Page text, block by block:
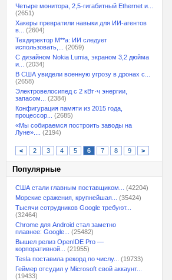
Четыре монитора, 2,5-гигабитный Ethernet и...
(2651)
Хакеры превратили навыки для ИИ-агентов
в...
(2604)
Техдиректор M**a: ИИ следует
использовать,...
(2059)
С дизайном Nokia Lumia, экраном 3,2 дюйма
и...
(2034)
В США увидели военную угрозу в дронах с...
(2658)
Электровелосипед с 2 кВт·ч энергии,
запасом...
(2384)
Конфигурация памяти из 2015 года,
процессор...
(2685)
«Мы собираемся построить заводы на
Луне»....
(2194)
< 2 3 4 5 6 7 8 9 >
Популярные
США стали главным поставщиком...
(42204)
Морские сражения, крупнейшая...
(35424)
Тысячи сотрудников Google требуют...
(32464)
Chrome для Android стал заметно
плавнее: Google...
(25482)
Вышел релиз OpenIDE Pro —
корпоративной...
(21955)
Tesla поставила рекорд по числу...
(19733)
Геймер отсудил у Microsoft свой аккаунт...
(19433)